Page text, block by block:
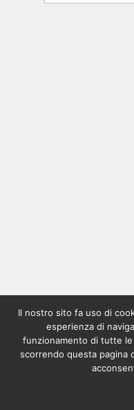
Il nostro sito fa uso di
esperienza di
funzionamento di tutte
scorrendo questa pagina